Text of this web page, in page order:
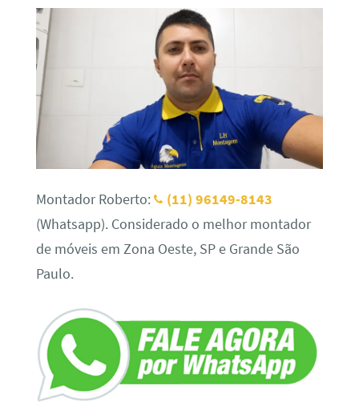
Montador Roberto:
(11) 96149-8143
(Whatsapp). Considerado o melhor montador
de móveis em Zona Oeste, SP e Grande São
Paulo.